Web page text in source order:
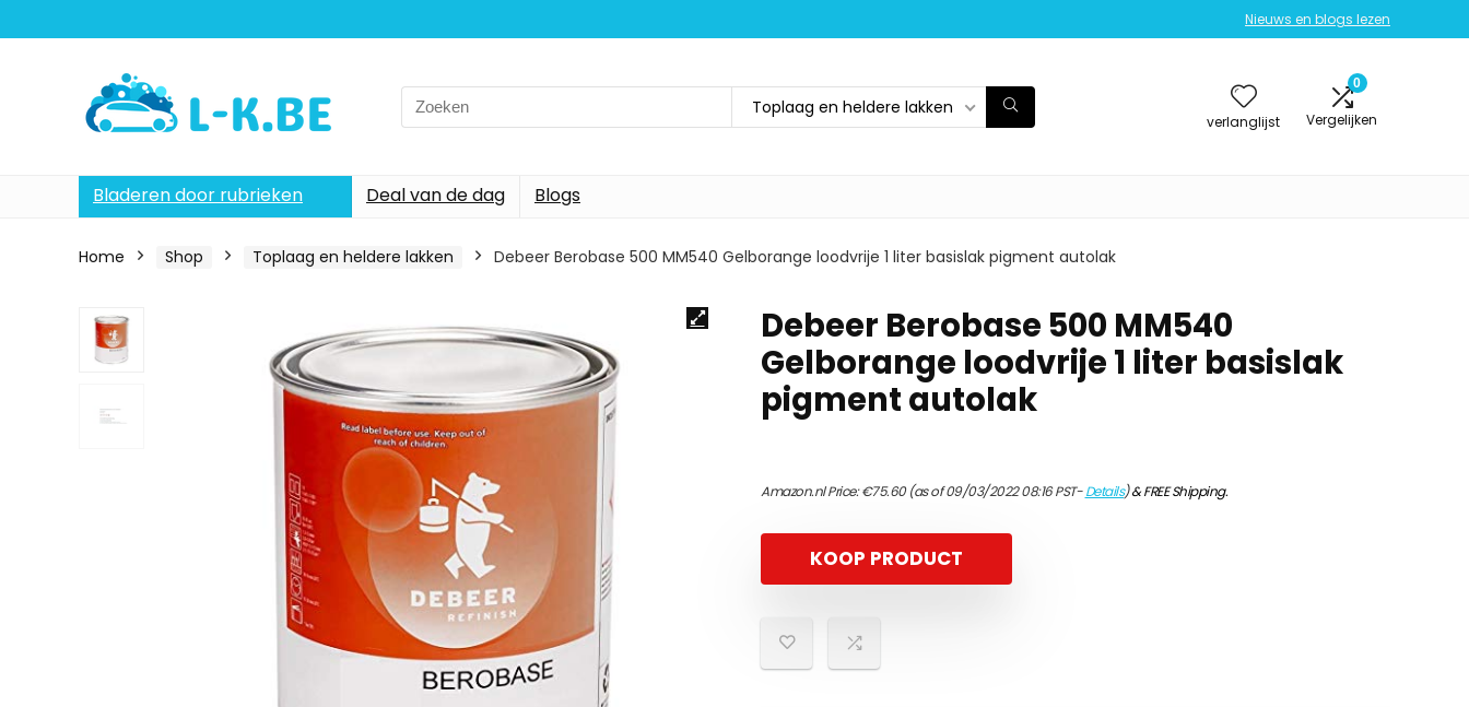
Nieuws en blogs lezen
Search
for:
Toplaag en heldere lakken
verlanglijst
0
Vergelijken
Bladeren door rubrieken Deal van de dag Blogs
Home Shop Toplaag en heldere lakken Debeer Berobase 500 MM540 Gelborange loodvrije 1 liter basislak pigment autolak
Debeer Berobase 500 MM540
Gelborange loodvrije 1 liter basislak
pigment autolak
Amazon.nl Price:€75.60(as of 09/03/2022 08:16 PST-Details)&FREE Shipping.
KOOP PRODUCT